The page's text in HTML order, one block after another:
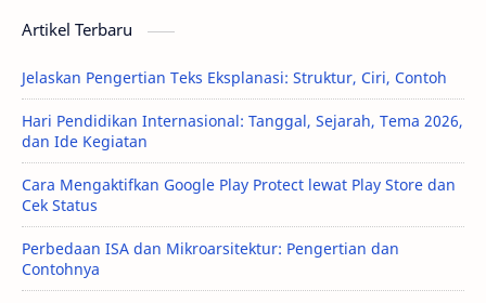
Artikel Terbaru
Jelaskan Pengertian Teks Eksplanasi: Struktur, Ciri, Contoh
Hari Pendidikan Internasional: Tanggal, Sejarah, Tema 2026,
dan Ide Kegiatan
Cara Mengaktifkan Google Play Protect lewat Play Store dan
Cek Status
Perbedaan ISA dan Mikroarsitektur: Pengertian dan
Contohnya